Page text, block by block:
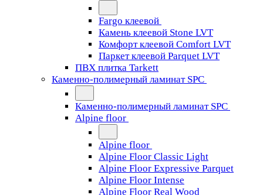
Fargo клеевой
Камень клеевой Stone LVT
Комфорт клеевой Comfort LVT
Паркет клеевой Parquet LVT
ПВХ плитка Tarkett
Каменно-полимерный ламинат SPC
Каменно-полимерный ламинат SPC
Alpine floor
Alpine floor
Alpine Floor Classic Light
Alpine Floor Expressive Parquet
Alpine Floor Intense
Alpine Floor Real Wood